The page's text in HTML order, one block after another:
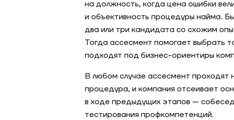
на должность, когда цена ошибки
и объективность процедуры найма.
два или три кандидата со схожим
Тогда ассесмент помогает выбрать
подходят под бизнес-ориентиры
В любом случае ассесмент проходят
процедура, и компания отсеивает
в ходе предыдущих этапов —
тестирования профкомпетенций.